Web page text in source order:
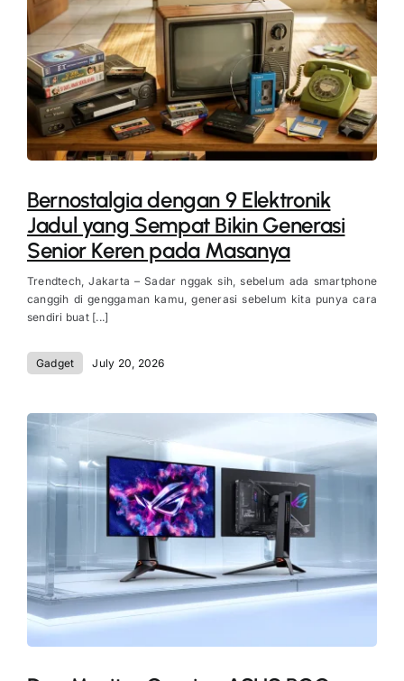
Bernostalgia dengan 9 Elektronik
Jadul yang Sempat Bikin Generasi
Senior Keren pada Masanya
Trendtech, Jakarta – Sadar nggak sih, sebelum ada smartphone
canggih di genggaman kamu, generasi sebelum kita punya cara
sendiri buat [...]
Gadget July 20, 2026